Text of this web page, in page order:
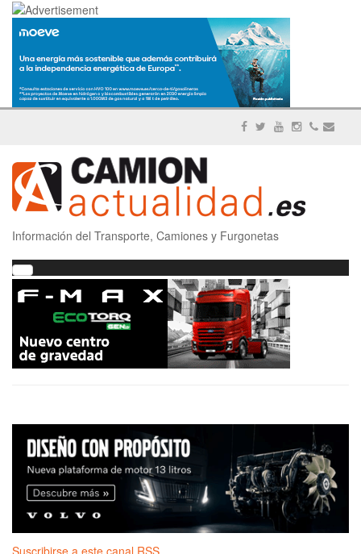
Información del Transporte, Camiones y Furgonetas